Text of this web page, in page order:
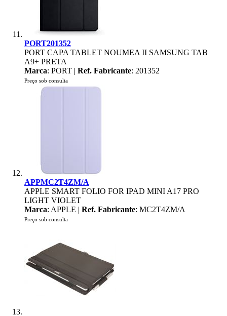
PORT201352
PORT CAPA TABLET NOUMEA II SAMSUNG TAB
A9+ PRETA
Marca: PORT | Ref. Fabricante: 201352
Preço sob consulta
APPMC2T4ZM/A
APPLE SMART FOLIO FOR IPAD MINI A17 PRO
LIGHT VIOLET
Marca: APPLE | Ref. Fabricante: MC2T4ZM/A
Preço sob consulta